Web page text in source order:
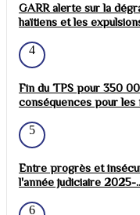
GARR alerte sur la
haïtiens et les
4
Fin du TPS pour 350
conséquences pour les
5
Entre progrès et
l'année judiciaire 2025-
6